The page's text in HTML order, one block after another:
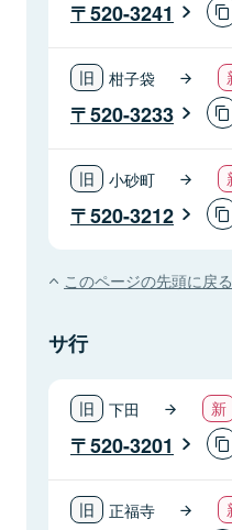
520-3241
柑子袋
520-3233
小砂町
520-3212
このページの先頭に戻る
サ行
下田
520-3201
正福寺